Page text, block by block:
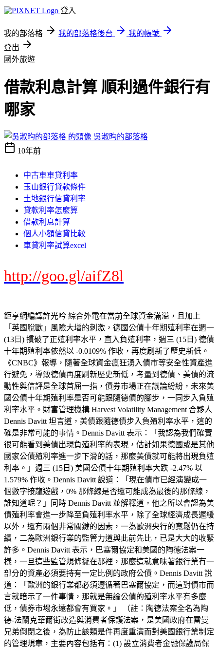
登入
我的部落格 我的部落格後台
我的帳號
登出
國外旅遊
借款利息計算 順利過件銀行有
哪家
吳淑昀的部落格
10年前
中古車車貸利率
玉山銀行貸款條件
土地銀行信貸利率
貸款利率怎麼算
借款利息計算
個人小額信貸比較
車貸利率試算excel
http://goo.gl/aifZ8l
鉅亨網編譯許光吟 綜合外電在當前全球資金滿溢，且加上
「英國脫歐」風險大增的刺激，德國公債十年期殖利率在週一
(13日) 摜破了正殖利率水平，直入負殖利率，週三 (15日) 德債
十年期殖利率依然以 -0.0109% 作收，再度刷新了歷史新低。
《CNBC》報導，隨著全球資金瘋狂湧入債市等安全性資產進
行避免，導致德債再度刷新歷史新低，考量到德債、美債的流
動性與信評是全球首屈一指，債券市場正在議論紛紛，未來美
國公債十年期殖利率是否可能跟隨德債的腳步，一同步入負殖
利率水平。財富管理機構 Harvest Volatility Management 合夥人
Dennis Davitt 坦言道，美債跟隨德債步入負殖利率水平，這的
確是非常可能的事情。Dennis Davitt 表示：「我認為我們確實
很可能看到美債出現負殖利率的表現，估計如果德國或是其他
國家公債殖利率進一步下滑的話，那麼美債就可能將出現負殖
利率。」週三 (15日) 美國公債十年期殖利率大跌 -2.47% 以
1.579% 作收。Dennis Davitt 說道：「現在債市已經演變成一
個數字接龍遊戲，0% 那條線是否還可能成為最後的那條線，
誰知道呢？」同時 Dennis Davitt 並解釋道，他之所以會認為美
債殖利率會進一步降至負殖利率水平，除了全球經濟成長遲緩
以外，還有兩個非常關鍵的因素，一為歐洲央行的寬鬆仍在持
續，二為歐洲銀行業的監管力道與此前先比，已是大大的收緊
許多。Dennis Davitt 表示，巴塞爾協定和美國的陶德法案一
樣，一旦這些監管規條擺在那裡，那麼這就意味著銀行業有一
部分的資產必須要持有一定比例的政府公債。Dennis Davitt 說
道：「歐洲的銀行業都必須遵循著巴塞爾協定，而這對債市而
言就暗示了一件事情，那就是無論公債的殖利率水平有多麼
低，債券市場永遠都會有買家。」 （註：陶德法案全名為陶
德-法蘭克華爾街改造與消費者保護法案，是美國政府在雷曼
兄弟倒閉之後，為防止該類是件再度重演而對美國銀行業制定
的管理規章，主要內容包括有：(1) 設立消費者金融保護局保